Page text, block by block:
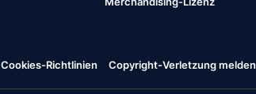
Cookies-Richtlinien Copyright-Verletzung melden